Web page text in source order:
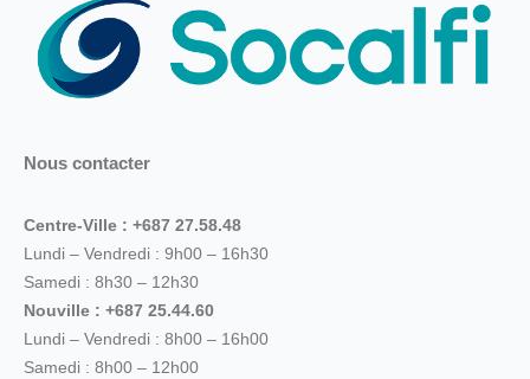
Nous contacter
Centre-Ville : +687 27.58.48
Lundi – Vendredi : 9h00 – 16h30
Samedi : 8h30 – 12h30
Nouville : +687 25.44.60
Lundi – Vendredi : 8h00 – 16h00
Samedi : 8h00 – 12h00